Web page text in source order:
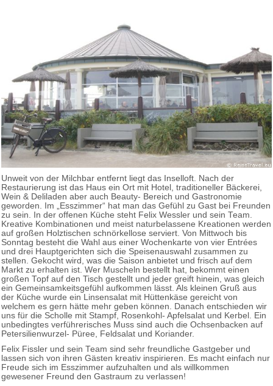
Unweit von der Milchbar entfernt liegt das Inselloft. Nach der
Restaurierung ist das Haus ein Ort mit Hotel, traditioneller Bäckerei,
Wein & Deliladen aber auch Beauty- Bereich und Gastronomie
geworden. Im „Esszimmer“ hat man das Gefühl zu Gast bei Freunden
zu sein. In der offenen Küche steht Felix Wessler und sein Team.
Kreative Kombinationen und meist naturbelassene Kreationen werden
auf großen Holztischen schnörkellose serviert. Von Mittwoch bis
Sonntag besteht die Wahl aus einer Wochenkarte von vier Entrées
und drei Hauptgerichten sich die Speisenauswahl zusammen zu
stellen. Gekocht wird, was die Saison anbietet und frisch auf dem
Markt zu erhalten ist. Wer Muscheln bestellt hat, bekommt einen
großen Topf auf den Tisch gestellt und jeder greift hinein, was gleich
ein Gemeinsamkeitsgefühl aufkommen lässt. Als kleinen Gruß aus
der Küche wurde ein Linsensalat mit Hüttenkäse gereicht von
welchem es gern hätte mehr geben können. Danach entschieden wir
uns für die Scholle mit Stampf, Rosenkohl- Apfelsalat und Kerbel. Ein
unbedingtes verführerisches Muss sind auch die Ochsenbacken auf
Petersilienwurzel- Püree, Feldsalat und Koriander.
Felix Fissler und sein Team sind sehr freundliche Gastgeber und
lassen sich von ihren Gästen kreativ inspirieren. Es macht einfach nur
Freude sich im Esszimmer aufzuhalten und als willkommen
gewesener Freund den Gastraum zu verlassen!